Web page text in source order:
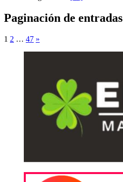
Paginación de entradas
1 2 … 47 »